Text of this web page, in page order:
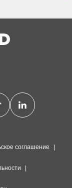
соглашение